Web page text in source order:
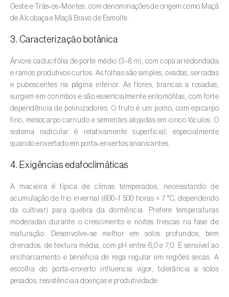
Aromáticas, condimentares e medicinais
Artemisia, Foeniculum, Laurus, Majorana,
Melissa, Pimpinella, Rosmarinus e outras
Arroz (Oryza spp.)
Aveia ( Avena sativa)
Aveleira (Corylus avellana L.)
Azinheira (Quercus ilex e Quercus
Batata (Solanum tuberosum )
Batata-doce (Ipomoea batatas)
Begónia (Hillebrandia sandwicensis e
Begonia spp.)
Beringela (Solanum melongena)
Oeste e Trás‑os‑Montes, com denominações de origem como Maçã
de Alcobaça e Maçã Bravo de Esmolfe.
3. Caracterização botânica
Árvore caducifólia de porte médio (3–8 m), com copa arredondada
e ramos produtivos curtos. As folhas são simples, ovadas, serradas
e pubescentes na página inferior. As flores, brancas a rosadas,
surgem em corimbos e são essencialmente entomófilas, com forte
dependência de polinizadores. O fruto é um pomo, com epicarpo
fino, mesocarpo carnudo e sementes alojadas em cinco lóculos. O
sistema radicular é relativamente superficial, especialmente
quando enxertado em porta‑enxertos ananicantes.
4. Exigências edafoclimáticas
A macieira é típica de climas temperados, necessitando de
acumulação de frio invernal (600–1 500 horas < 7 °C, dependendo
da cultivar) para quebra da dormência. Prefere temperaturas
moderadas durante o crescimento e noites frescas na fase de
maturação. Desenvolve‑se melhor em solos profundos, bem
drenados, de textura média, com pH entre 6,0 e 7,0. É sensível ao
encharcamento e beneficia de rega regular em regiões secas. A
escolha do porta‑enxerto influencia vigor, tolerância a solos
pesados, resistência a doenças e produtividade.